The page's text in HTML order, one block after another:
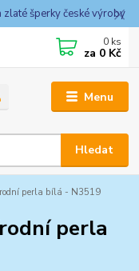
zlaté šperky české výroby
Menu
Hledat
0 ks
za 0 Kč
perla bílá - N3519
perla